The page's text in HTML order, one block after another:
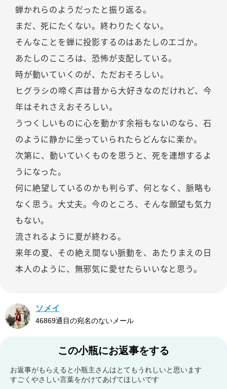
蝉かれらのようだったと振り返る。
まだ、死にたくない。終わりたくない。
そんなことを蝉に投影するのはあたしのエゴか。
あたしのこころは、恐怖が支配している。
時が動いていくのが、ただおそろしい。
ヒグラシの啼く声は昔から大好きなのだけれど、今
年はそれさえおそろしい。
うつくしいものに心を動かす余裕もないのなら、石
のように静かに坐っていられたらどんなに楽か。
次第に、動いていくものを思うと、死を連想するよ
うになった。
何に絶望しているのかも判らず、何となく、脈略も
なく思う。大丈夫。今のところ、そんな願望も気力
もない。
流されるように夏が終わる。
来年の夏、その絶え間ない脈動を、あたりまえの日
本人のように、無邪気に愛せたらいいなと思う。
ソメイ
46869通目の宛名のないメール
この小瓶にお返事をする
お返事がもらえると小瓶主さんはとてもうれしいと思います
すごくやさしい言葉をかけてあげてほしいです